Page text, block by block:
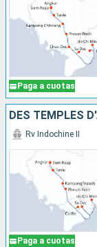
Paga a cuotas
Paga a cuotas
Rv Indochine II